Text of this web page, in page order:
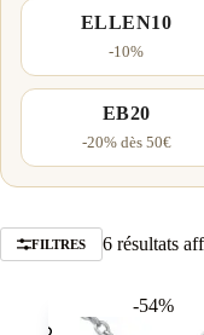
ELLEN10
-10%
EB20
-20% dès 50€
FILTRES 6 résultats
-54%